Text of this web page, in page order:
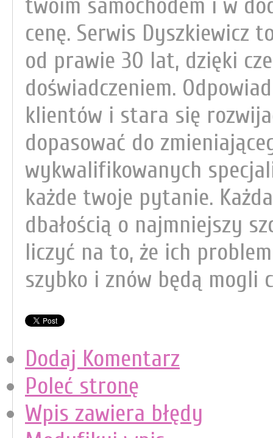
twoim samochodem i w
cenę. Serwis Dyszkiewicz
od prawie 30 lat, dzięki
doświadczeniem.
klientów i stara się
dopasować do
wykwalifikowanych
każde twoje pytanie.
dbałością o najmniejszy
liczyć na to, że ich
szybko i znów będą mogli
Dodaj Komentarz
Poleć stronę
Wpis zawiera błędy